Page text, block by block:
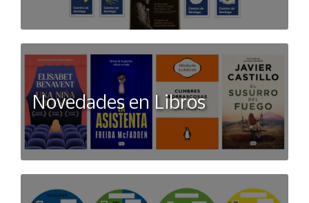
Novedades en Libros